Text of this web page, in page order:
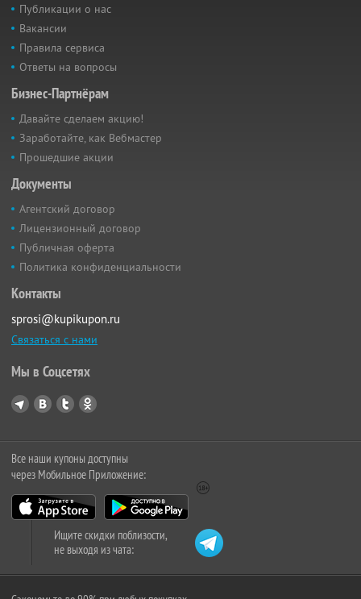
Публикации о нас
Вакансии
Правила сервиса
Ответы на вопросы
Бизнес-Партнёрам
Давайте сделаем акцию!
Заработайте, как Вебмастер
Прошедшие акции
Документы
Агентский договор
Лицензионный договор
Публичная оферта
Политика конфиденциальности
Контакты
sprosi@kupikupon.ru
Связаться с нами
Мы в Соцсетях
Все наши купоны доступны
через Мобильное Приложение:
Ищите скидки поблизости,
не выходя из чата: